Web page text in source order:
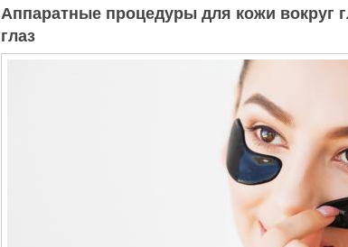
Аппаратные процедуры для кожи вокруг
глаз